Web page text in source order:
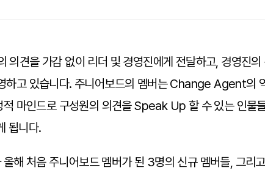
견을 가감 없이 리더 및 경영진에게 전달하고, 경영진
고 있습니다. 주니어보드의 멤버는 Change Agent의
마인드로 구성원의 의견을 Speak Up 할 수 있는 인물
됩니다.
해 처음 주니어보드 멤버가 된 3명의 신규 멤버들, 그리